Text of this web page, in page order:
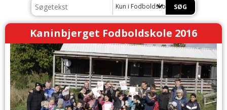
Kun i Fodboldskole
Kaninbjerget Fodboldskole 2016